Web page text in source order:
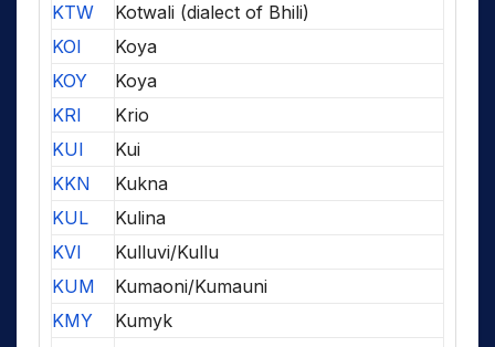
KTW
Kotwali (dialect of Bhili)
KOI
Koya
KOY
Koya
KRI
Krio
KUI
Kui
KKN
Kukna
KUL
Kulina
KVI
Kulluvi/Kullu
KUM
Kumaoni/Kumauni
KMY
Kumyk